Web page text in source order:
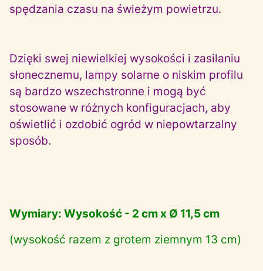
spędzania czasu na świeżym powietrzu.
Dzięki swej niewielkiej wysokości i zasilaniu
słonecznemu, lampy solarne o niskim profilu
są bardzo wszechstronne i mogą być
stosowane w różnych konfiguracjach, aby
oświetlić i ozdobić ogród w niepowtarzalny
sposób.
Wymiary: Wysokość - 2 cm x Ø 11,5 cm
(wysokość razem z grotem ziemnym 13 cm)